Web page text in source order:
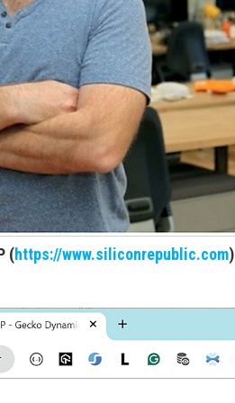
(https://www.siliconrepublic.com)